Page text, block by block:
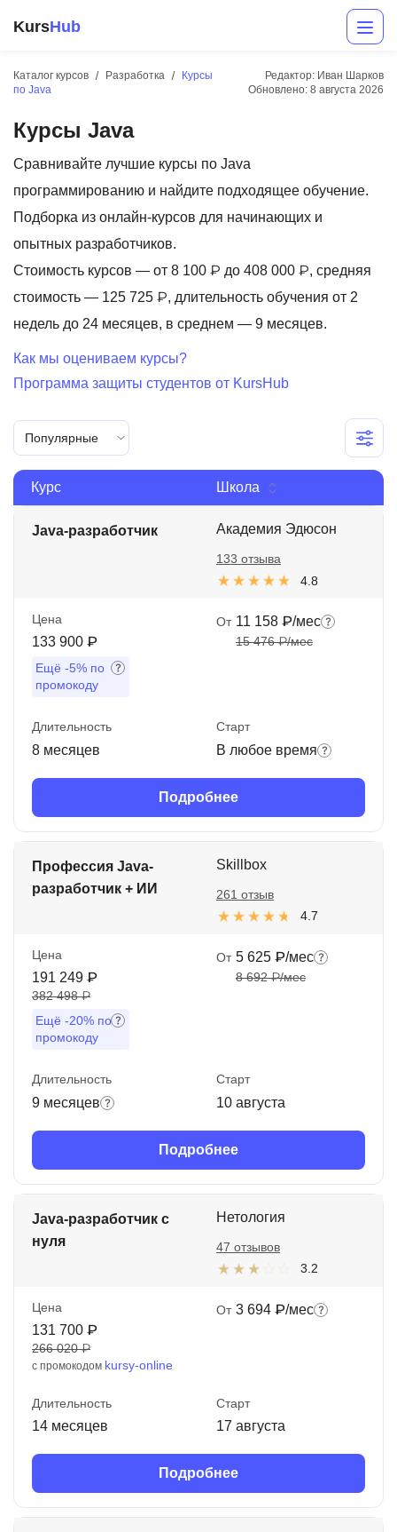
KursHub
Каталог курсов Разработка
Курсы
по Java
Редактор: Иван Шарков
Обновлено: 8 августа 2026
Курсы Java
Сравнивайте лучшие курсы по Java
программированию и найдите подходящее обучение.
Подборка из онлайн-курсов для начинающих и
опытных разработчиков.
Стоимость курсов — от 8 100 ₽ до 408 000 ₽, средняя
стоимость — 125 725 ₽, длительность обучения от 2
недель до 24 месяцев, в среднем — 9 месяцев.
Как мы оцениваем курсы?
Программа защиты студентов от KursHub
Популярные
Курс Школа
Java-разработчик Академия Эдюсон
4.8
133 отзыва
Цена
133 900 ₽
Ещё -5% по
промокоду
От 11 158 ₽/мес
15 476 ₽/мес
Длительность
8 месяцев
Старт
В любое время
Подробнее
Профессия Java-
разработчик + ИИ
Skillbox
4.7
261 отзыв
Цена
191 249 ₽
382 498 ₽
Ещё -20% по
промокоду
От 5 625 ₽/мес
8 692 ₽/мес
Длительность
9 месяцев
Старт
10 августа
Подробнее
Java-разработчик с
нуля
Нетология
3.2
47 отзывов
Цена
131 700 ₽
266 020 ₽
с промокодом kursy-online
От 3 694 ₽/мес
Длительность
14 месяцев
Старт
17 августа
Подробнее
Разработка
Маркетинг
Аналитика
Менеджмент
Иностранные языки
Soft Skills
ДПО
Детям